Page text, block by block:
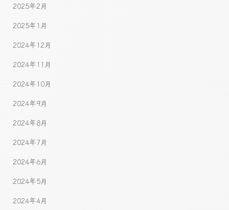
2025年2月
2025年1月
2024年12月
2024年11月
2024年10月
2024年9月
2024年8月
2024年7月
2024年6月
2024年5月
2024年4月